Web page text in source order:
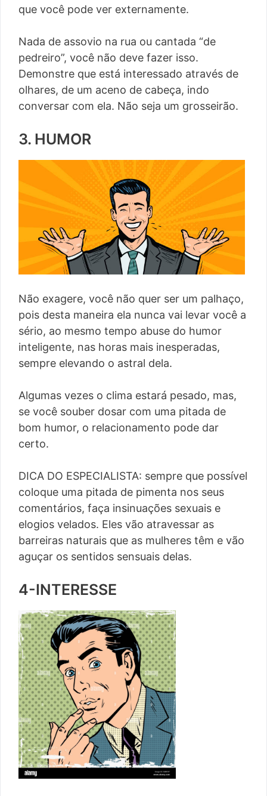
que você pode ver externamente.
Nada de assovio na rua ou cantada “de
pedreiro”, você não deve fazer isso.
Demonstre que está interessado através de
olhares, de um aceno de cabeça, indo
conversar com ela. Não seja um grosseirão.
3. HUMOR
Não exagere, você não quer ser um palhaço,
pois desta maneira ela nunca vai levar você a
sério, ao mesmo tempo abuse do humor
inteligente, nas horas mais inesperadas,
sempre elevando o astral dela.
Algumas vezes o clima estará pesado, mas,
se você souber dosar com uma pitada de
bom humor, o relacionamento pode dar
certo.
DICA DO ESPECIALISTA: sempre que possível
coloque uma pitada de pimenta nos seus
comentários, faça insinuações sexuais e
elogios velados. Eles vão atravessar as
barreiras naturais que as mulheres têm e vão
aguçar os sentidos sensuais delas.
4-INTERESSE